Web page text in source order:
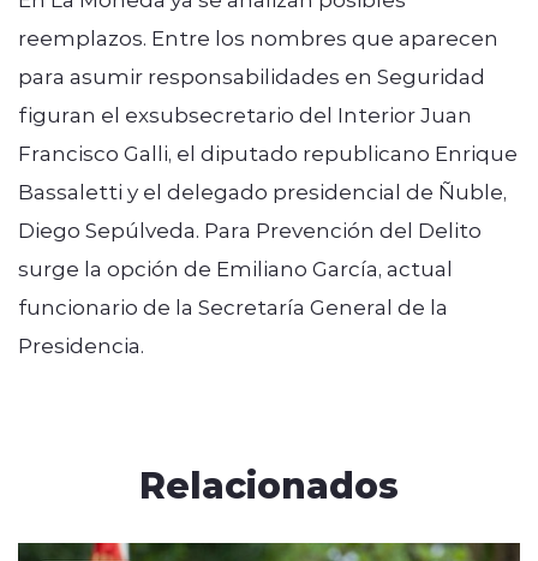
reemplazos. Entre los nombres que aparecen
para asumir responsabilidades en Seguridad
figuran el exsubsecretario del Interior Juan
Francisco Galli, el diputado republicano Enrique
Bassaletti y el delegado presidencial de Ñuble,
Diego Sepúlveda. Para Prevención del Delito
surge la opción de Emiliano García, actual
funcionario de la Secretaría General de la
Presidencia.
Relacionados